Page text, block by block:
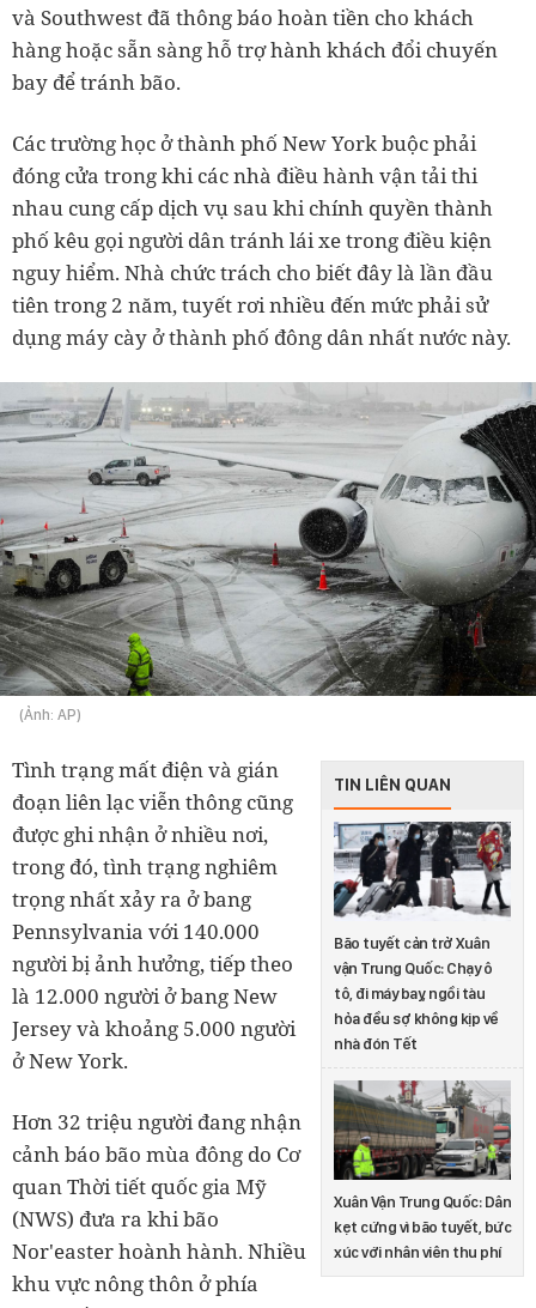
và Southwest đã thông báo hoàn tiền cho khách
hàng hoặc sẵn sàng hỗ trợ hành khách đổi chuyến
bay để tránh bão.
Các trường học ở thành phố New York buộc phải
đóng cửa trong khi các nhà điều hành vận tải thi
nhau cung cấp dịch vụ sau khi chính quyền thành
phố kêu gọi người dân tránh lái xe trong điều kiện
nguy hiểm. Nhà chức trách cho biết đây là lần đầu
tiên trong 2 năm, tuyết rơi nhiều đến mức phải sử
dụng máy cày ở thành phố đông dân nhất nước này.
(Ảnh: AP)
TIN LIÊN QUAN
Bão tuyết cản trở Xuân
vận Trung Quốc: Chạy ô
tô, đi máy bay, ngồi tàu
hỏa đều sợ không kịp về
nhà đón Tết
Xuân Vận Trung Quốc: Dân
kẹt cứng vì bão tuyết, bức
xúc với nhân viên thu phí
Tình trạng mất điện và gián
đoạn liên lạc viễn thông cũng
được ghi nhận ở nhiều nơi,
trong đó, tình trạng nghiêm
trọng nhất xảy ra ở bang
Pennsylvania với 140.000
người bị ảnh hưởng, tiếp theo
là 12.000 người ở bang New
Jersey và khoảng 5.000 người
ở New York.
Hơn 32 triệu người đang nhận
cảnh báo bão mùa đông do Cơ
quan Thời tiết quốc gia Mỹ
(NWS) đưa ra khi bão
Nor'easter hoành hành. Nhiều
khu vực nông thôn ở phía